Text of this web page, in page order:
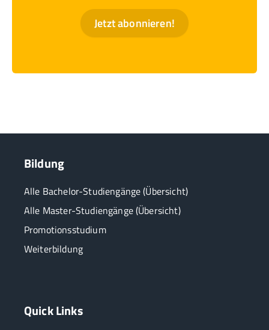
Jetzt abonnieren!
Bildung
Alle Bachelor-Studiengänge (Übersicht)
Alle Master-Studiengänge (Übersicht)
Promotionsstudium
Weiterbildung
Quick Links